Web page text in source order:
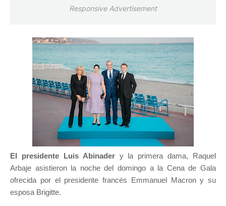
Responsive Advertisement
El presidente Luis Abinader y la primera dama, Raquel
Arbaje asistieron la noche del domingo a la Cena de Gala
ofrecida por el presidente francés Emmanuel Macron y su
esposa Brigitte.